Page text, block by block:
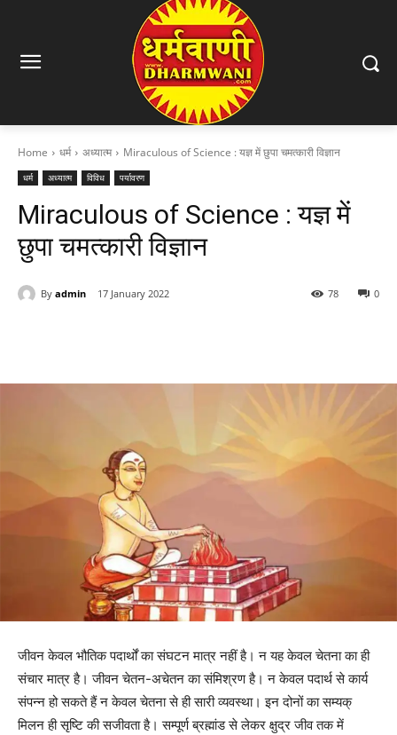
Home धर्म अध्यात्म Miraculous of Science : यज्ञ में छुपा चमत्कारी विज्ञान
धर्म अध्यात्म विविध पर्यावरण
Miraculous of Science : यज्ञ में
छुपा चमत्कारी विज्ञान
By admin 17 January 2022 0
78
जीवन केवल भौतिक पदार्थों का संघटन मात्र नहीं है। न यह केवल चेतना का ही
संचार मात्र है। जीवन चेतन-अचेतन का संमिश्रण है। न केवल पदार्थ से कार्य
संपन्न हो सकते हैं न केवल चेतना से ही सारी व्यवस्था। इन दोनों का सम्यक्
मिलन ही सृष्टि की सजीवता है। सम्पूर्ण ब्रह्मांड से लेकर क्षुद्र जीव तक में